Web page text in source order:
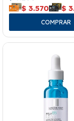
$ 3.570 $